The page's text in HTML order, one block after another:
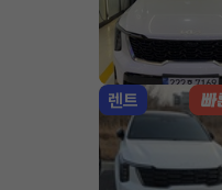
렌트